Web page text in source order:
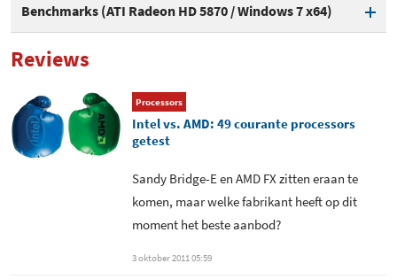
Benchmarks (ATI Radeon HD 5870 / Windows 7 x64)
3DMark Vantage - CPU-Score
Tom Clancy's HAWX DX10.1
[800x600, Low]
Tom Clancy's HAWX DX10.1
Far Cry 2 [800x600, Low] 96,1 fps
Far Cry 2 [1680x1050, High] 64,9 fps
Reviews
Processors
Intel vs. AMD: 49 courante processors
getest
Sandy Bridge-E en AMD FX zitten eraan te
komen, maar welke fabrikant heeft op dit
moment het beste aanbod?
3 oktober 2011 05:59